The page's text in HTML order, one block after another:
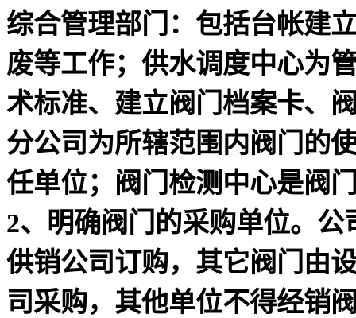
综合管理部门：包括台帐建
废等工作；供水调度中心为
术标准、建立阀门档案卡、
分公司为所辖范围内阀门的
任单位；阀门检测中心是阀
2、明确阀门的采购单位。公
供销公司订购，其它阀门由
司采购，其他单位不得经销